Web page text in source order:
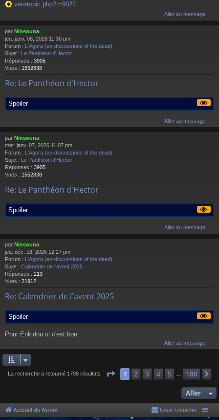
viewtopic.php?t=9022
Aller au message
par Ninsouna
jeu. janv. 08, 2026 11:30 pm
Forum : L'Agora (ex-discussions of the dead)
Sujet : Le Panthéon d'Hector
Réponses : 3905
Vues : 1552838
Re: Le Panthéon d'Hector
Spoiler
Aller au message
par Ninsouna
mer. janv. 07, 2026 11:07 pm
Forum : L'Agora (ex-discussions of the dead)
Sujet : Le Panthéon d'Hector
Réponses : 3905
Vues : 1552838
Re: Le Panthéon d'Hector
Spoiler
Aller au message
par Ninsouna
jeu. déc. 18, 2025 12:27 pm
Forum : L'Agora (ex-discussions of the dead)
Sujet : Calendrier de l'avent 2025
Réponses : 213
Vues : 21912
Re: Calendrier de l'avent 2025
Spoiler
Pour Enkidou si c'est bon.
Aller au message
La recherche a retourné 1798 résultats Page 1sur 180
1 2 3 4 5 180
Aller
Accueil du forum Nous contacter